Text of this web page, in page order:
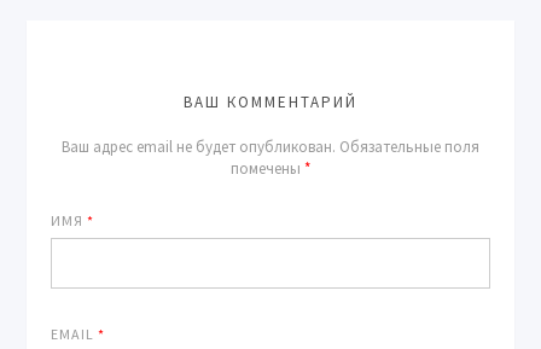
ВАШ КОММЕНТАРИЙ
Ваш адрес email не будет опубликован. Обязательные поля
помечены *
ИМЯ*
EMAIL*